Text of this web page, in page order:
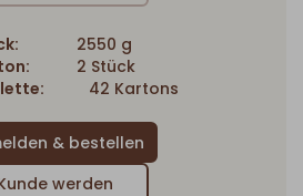
2550 g
2 Stück
42 Kartons
werden